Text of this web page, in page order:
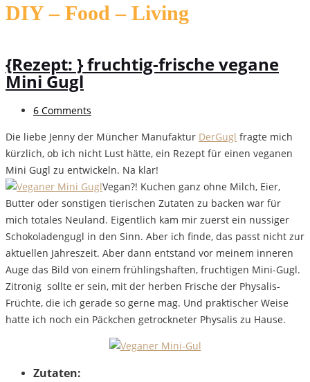
DIY – Food – Living
{Rezept: } fruchtig-frische vegane
Mini Gugl
6 Comments
Die liebe Jenny der Müncher Manufaktur DerGugl fragte mich
kürzlich, ob ich nicht Lust hätte, ein Rezept für einen veganen
Mini Gugl zu entwickeln. Na klar!
Vegan?! Kuchen ganz ohne Milch, Eier,
Butter oder sonstigen tierischen Zutaten zu backen war für
mich totales Neuland. Eigentlich kam mir zuerst ein nussiger
Schokoladengugl in den Sinn. Aber ich finde, das passt nicht zur
aktuellen Jahreszeit. Aber dann entstand vor meinem inneren
Auge das Bild von einem frühlingshaften, fruchtigen Mini-Gugl.
Zitronig sollte er sein, mit der herben Frische der Physalis-
Früchte, die ich gerade so gerne mag. Und praktischer Weise
hatte ich noch ein Päckchen getrockneter Physalis zu Hause.
Zutaten: